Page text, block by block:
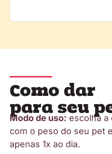
Como dar
para seu
Modo de uso: escolha a
com o peso do seu pet
apenas 1x ao dia.